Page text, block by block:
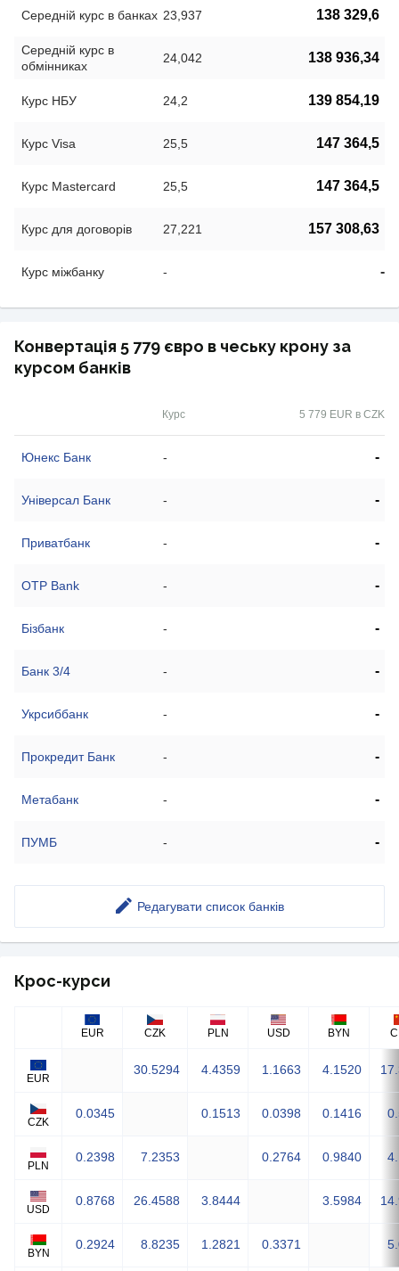
Середній курс в банках 23,937 138 329,6
Середній курс в
обмінниках
24,042 138 936,34
Курс НБУ 24,2 139 854,19
Курс Visa 25,5 147 364,5
Курс Mastercard 25,5 147 364,5
Курс для договорів 27,221 157 308,63
Курс міжбанку - -
Конвертація 5 779 євро в чеську крону за
курсом банків
Курс 5 779 EUR в CZK
Юнекс Банк - -
Універсал Банк - -
Приватбанк - -
OTP Bank - -
Бізбанк - -
Банк 3/4 - -
Укрсиббанк - -
Прокредит Банк - -
Метабанк - -
ПУМБ - -
Редагувати список банків
Крос-курси
EUR CZK PLN USD BYN
EUR
30.5294 4.4359 1.1663 4.1520
CZK
0.0345 0.1513 0.0398 0.1416
PLN
0.2398 7.2353 0.2764 0.9840
USD
0.8768 26.4588 3.8444 3.5984
BYN
0.2924 8.8235 1.2821 0.3371